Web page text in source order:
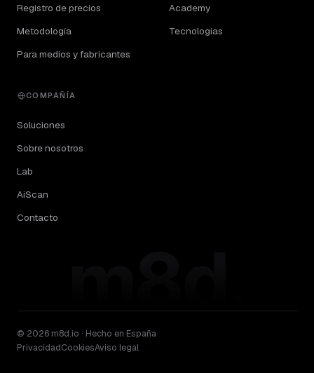
Registro de precios
Metodología
Para medios y fabricantes
Academy
Tecnologías
COMPAÑÍA
Soluciones
Sobre nosotros
Lab
AiScan
Contacto
© 2026 m8d.io · Hecho en España
PrivacidadCookiesAviso legal